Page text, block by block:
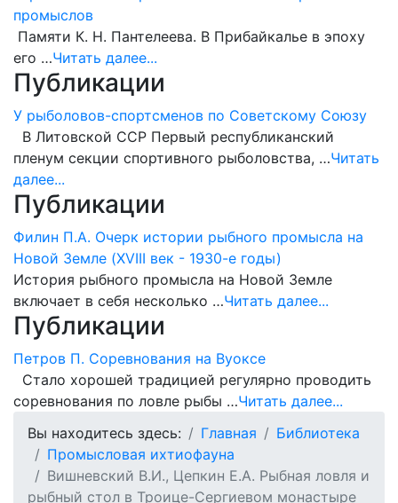
промыслов
Памяти К. Н. Пантелеева. В Прибайкалье в эпоху
его …Читать далее...
Публикации
У рыболовов-спортсменов по Советскому Союзу
В Литовской ССР Первый республиканский
пленум секции спортивного рыболовства, …Читать
далее...
Публикации
Филин П.А. Очерк истории рыбного промысла на
Новой Земле (XVIII век - 1930-е годы)
История рыбного промысла на Новой Земле
включает в себя несколько …Читать далее...
Публикации
Петров П. Соревнования на Вуоксе
Стало хорошей традицией регулярно проводить
соревнования по ловле рыбы …Читать далее...
Вы находитесь здесь:
Главная
Библиотека
Промысловая ихтиофауна
Вишневский В.И., Цепкин Е.А. Рыбная ловля и
рыбный стол в Троице-Сергиевом монастыре